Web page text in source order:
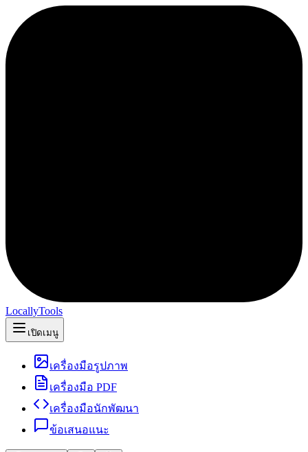
LocallyTools
เปิดเมนู
เครื่องมือรูปภาพ
เครื่องมือ PDF
เครื่องมือนักพัฒนา
ข้อเสนอแนะ